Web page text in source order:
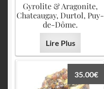
Gyrolite & Aragonite,
Chateaugay, Durtol, Puy-
de-Dôme.
Lire Plus
35.00€